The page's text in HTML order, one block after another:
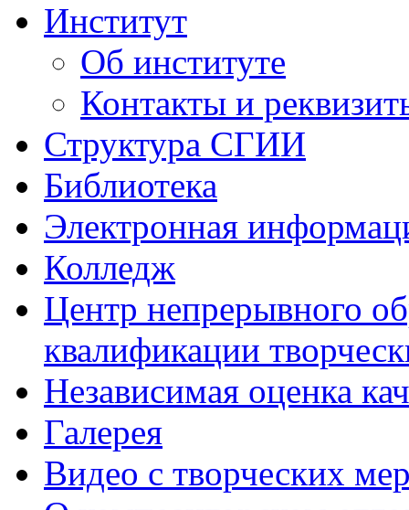
Институт
Об институте
Контакты и
Структура СГИИ
Библиотека
Электронная
Колледж
Центр непрерывного
квалификации
Независимая оценка
Галерея
Видео с творческих